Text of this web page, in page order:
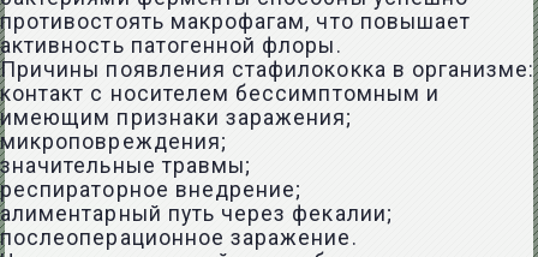
противостоять макрофагам, что повышает
активность патогенной флоры.
Причины появления стафилококка в организме:
контакт с носителем бессимптомным и
имеющим признаки заражения;
микроповреждения;
значительные травмы;
респираторное внедрение;
алиментарный путь через фекалии;
послеоперационное заражение.